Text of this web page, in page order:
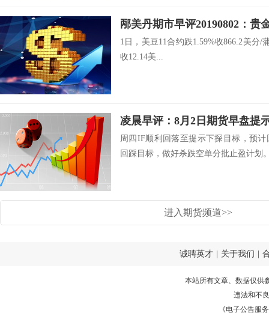
邴美丹期市早评20190802：贵
1日，美豆11合约跌1.59%收866.2美分/
收12.14美...
凌晨早评：8月2日期货早盘提
周四IF顺利回落至提示下探目标，预
回踩目标，做好杀跌空单分批止盈计划
进入期货频道>>
诚聘英才 关于我们
本站所有文章、数据仅供
违法和不
《电子公告服务